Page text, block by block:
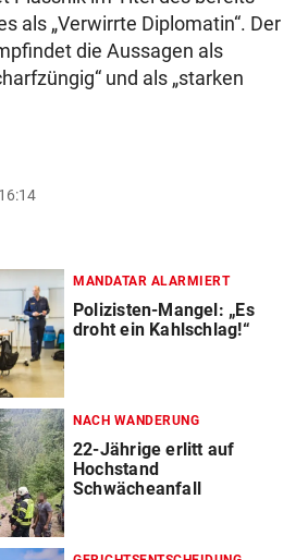
als „Verwirrte Diplomatin“. Der
die Aussagen als
und als „starken
MANDATAR ALARMIERT
Polizisten-Mangel: „Es
droht ein Kahlschlag!“
NACH WANDERUNG
22-Jährige erlitt auf
Hochstand
Schwächeanfall